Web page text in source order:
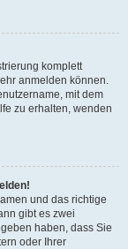
komplett
anmelden können.
mit dem
zu erhalten, wenden
und das richtige
gibt es zwei
haben, dass Sie
oder Ihrer